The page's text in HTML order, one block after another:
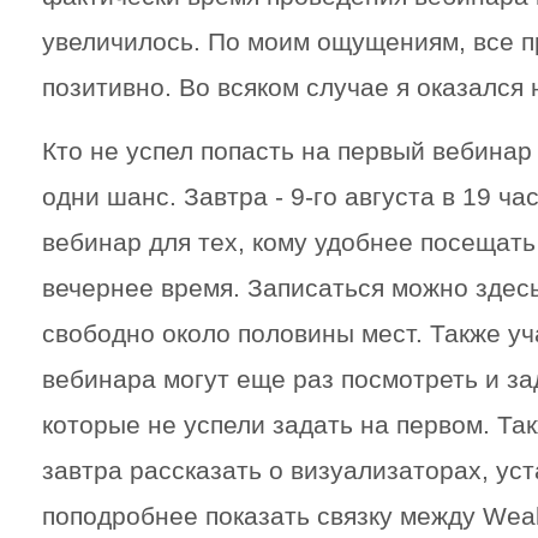
увеличилось. По моим ощущениям, все
позитивно. Во всяком случае я
Кто не успел попасть на первый
одни шанс. Завтра - 9-го августа в 19
вебинар для тех, кому удобнее
вечернее время. Записаться можно
свободно около половины мест. Также
вебинара могут еще раз посмотреть и
которые не успели задать на первом.
завтра рассказать о визуализаторах,
поподробнее показать связку между